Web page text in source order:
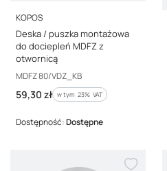
PRODUCENT
KOPOS
Deska / puszka montażowa
do dociepleń MDFZ z
otwornicą
Kod producenta
MDFZ 80/VDZ_KB
Cena brutto
59,30 zł w tym %s VAT
w tym 23% VAT
Dostępność:Dostępne